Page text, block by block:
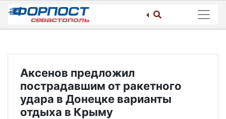
Skip
content
Аксенов предложил
пострадавшим от ракетного
удара в Донецке варианты
отдыха в Крыму